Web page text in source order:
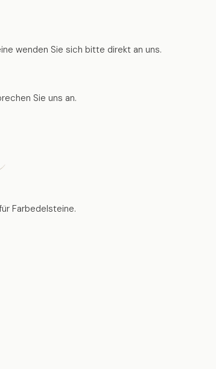
wenden Sie sich bitte direkt an uns.
Sie uns an.
Farbedelsteine.